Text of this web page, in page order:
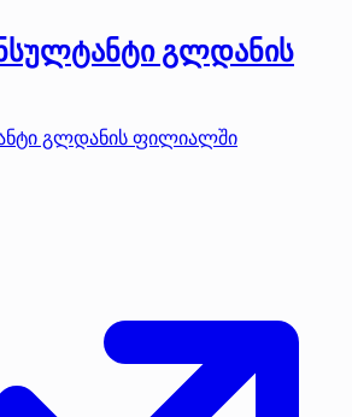
გლდანის
გლდანის ფილიალში